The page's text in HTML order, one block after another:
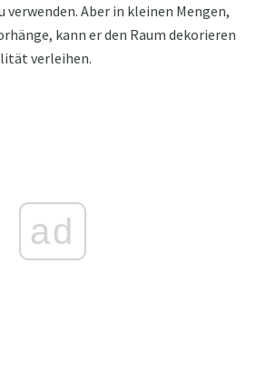
verwenden. Aber in kleinen Mengen,
kann er den Raum dekorieren
verleihen.
ad